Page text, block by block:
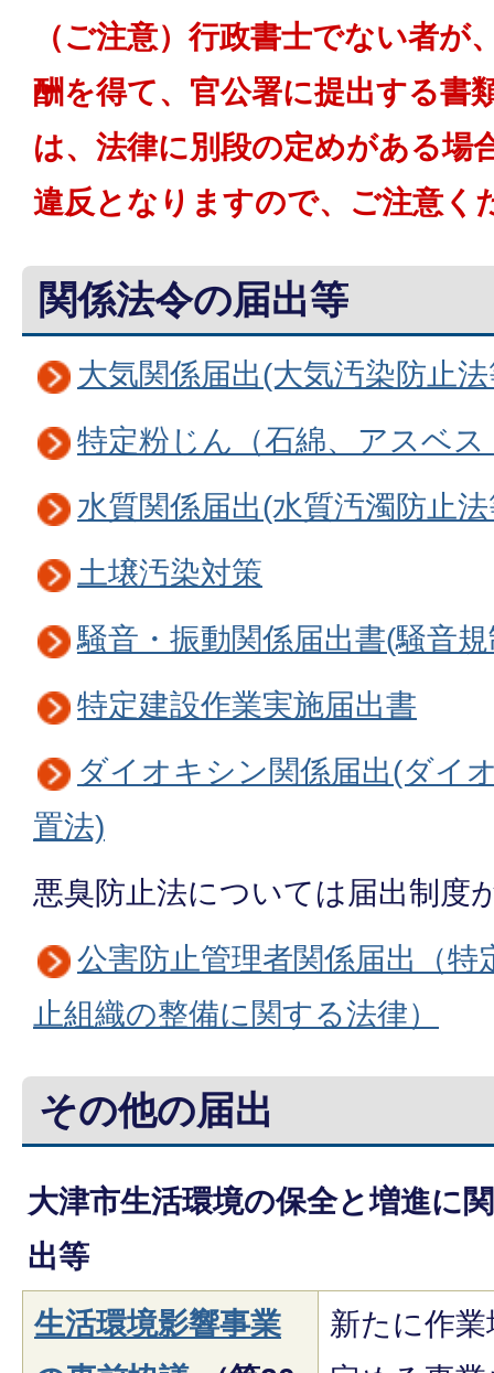
（ご注意）行政書士でない者が
酬を得て、官公署に提出する書
は、法律に別段の定めがある場
違反となりますので、ご注意く
関係法令の届出等
大気関係届出(大気汚染防止
特定粉じん（石綿、アスベス
水質関係届出(水質汚濁防止
土壌汚染対策
騒音・振動関係届出書(騒音
特定建設作業実施届出書
ダイオキシン関係届出(ダイ
置法)
悪臭防止法については届出制度
公害防止管理者関係届出（
止組織の整備に関する法律）
その他の届出
大津市生活環境の保全と増進に
出等
生活環境影響事業
新たに作